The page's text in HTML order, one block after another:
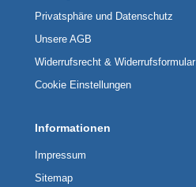
Privatsphäre und Datenschutz
Unsere AGB
Widerrufsrecht & Widerrufsformular
Cookie Einstellungen
Informationen
Impressum
Sitemap